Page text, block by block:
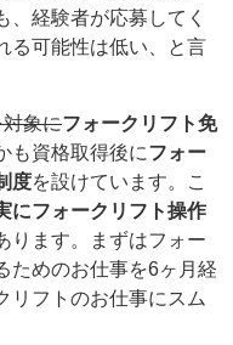
、経験者が応募してく
る可能性は低い、と言
象にフォークリフト免
も資格取得後にフォー
度を設けています。こ
にフォークリフト操作
ります。まずはフォー
ためのお仕事を6ヶ月経
リフトのお仕事にスム